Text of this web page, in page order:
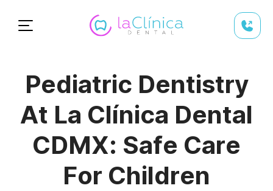
Pediatric Dentistry
At La Clínica Dental
CDMX: Safe Care
For Children